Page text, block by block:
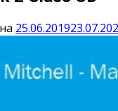
25.06.2019